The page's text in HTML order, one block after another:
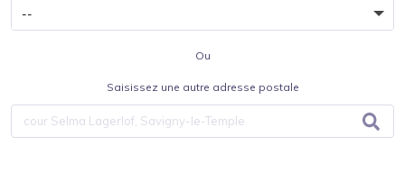
Ou
Saisissez une autre adresse postale